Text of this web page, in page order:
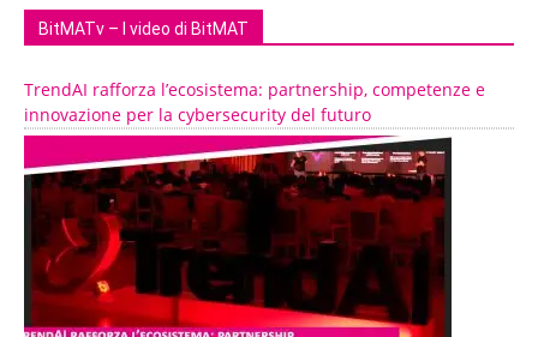
BitMATv – I video di BitMAT
TrendAI rafforza l’ecosistema: partnership, competenze e
innovazione per la cybersecurity del futuro